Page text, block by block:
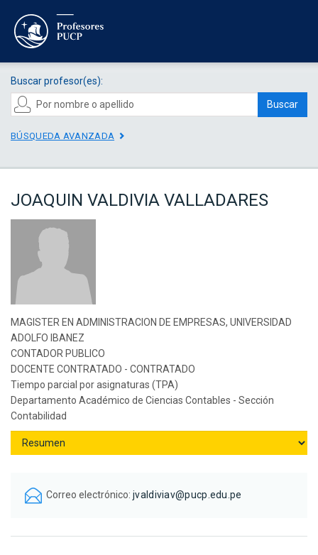
Buscar profesor(es):
Buscar
BÚSQUEDA AVANZADA
JOAQUIN VALDIVIA VALLADARES
MAGISTER EN ADMINISTRACION DE EMPRESAS, UNIVERSIDAD
ADOLFO IBANEZ
CONTADOR PUBLICO
DOCENTE CONTRATADO - CONTRATADO
Tiempo parcial por asignaturas (TPA)
Departamento Académico de Ciencias Contables - Sección
Contabilidad
Correo electrónico: jvaldiviav@pucp.edu.pe